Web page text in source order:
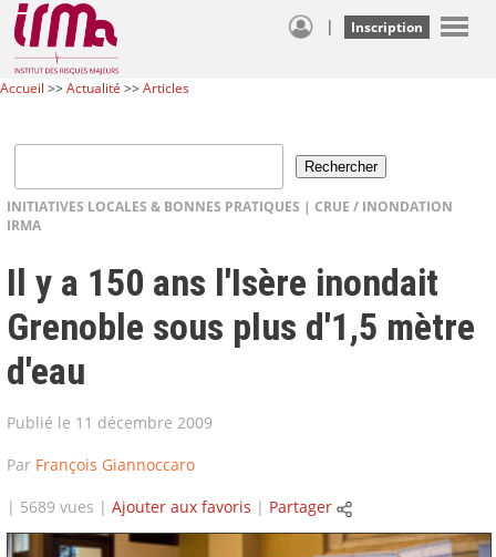
| Inscription
Accueil >>Actualité >>Articles
INITIATIVES LOCALES & BONNES PRATIQUES | CRUE / INONDATION
IRMA
Il y a 150 ans l'Isère inondait
Grenoble sous plus d'1,5 mètre
d'eau
Publié le 11 décembre 2009
Par François Giannoccaro
| 5689 vues | Ajouter aux favoris | Partager